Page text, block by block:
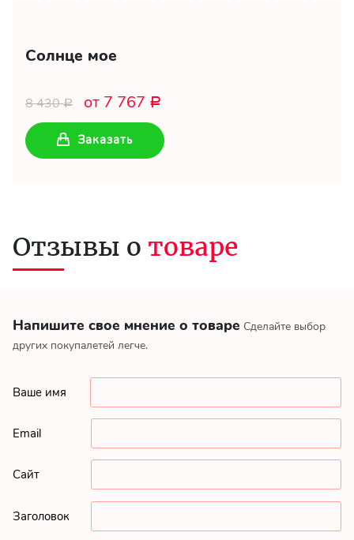
Солнце мое
8 430Р от 7 767 Р
Заказать
Напишите свое мнение о товаре Сделайте выбор
других покупалетей легче.
Ваше имя
Email
Сайт
Заголовок
Отзывы о товаре